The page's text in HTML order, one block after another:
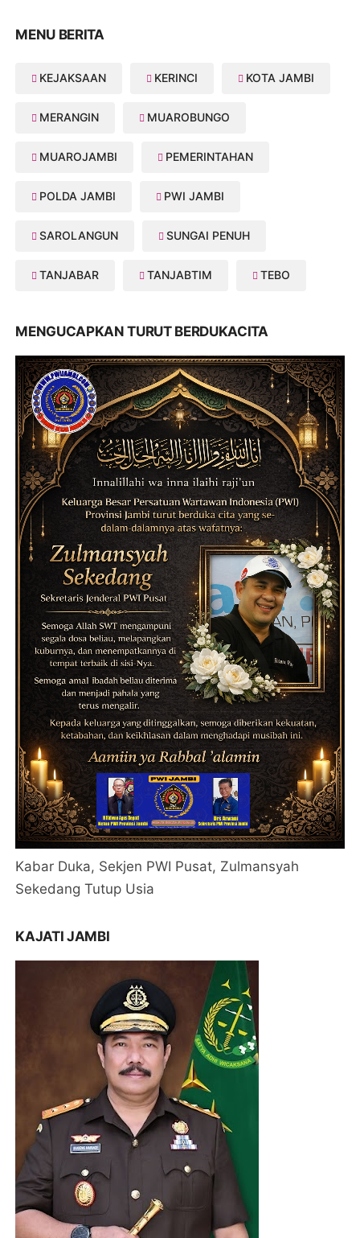
MENU BERITA
KEJAKSAAN KERINCI KOTA JAMBI
MERANGIN MUAROBUNGO
MUAROJAMBI PEMERINTAHAN
POLDA JAMBI PWI JAMBI
SAROLANGUN SUNGAI PENUH
TANJABAR TANJABTIM TEBO
MENGUCAPKAN TURUT BERDUKACITA
Kabar Duka, Sekjen PWI Pusat, Zulmansyah
Sekedang Tutup Usia
KAJATI JAMBI